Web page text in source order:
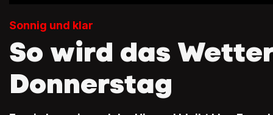
Sonnig und klar
So wird das
Donnerstag